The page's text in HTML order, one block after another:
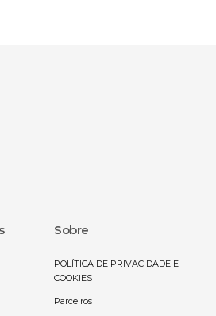
Sobre
POLÍTICA DE PRIVACIDADE E
COOKIES
Parceiros